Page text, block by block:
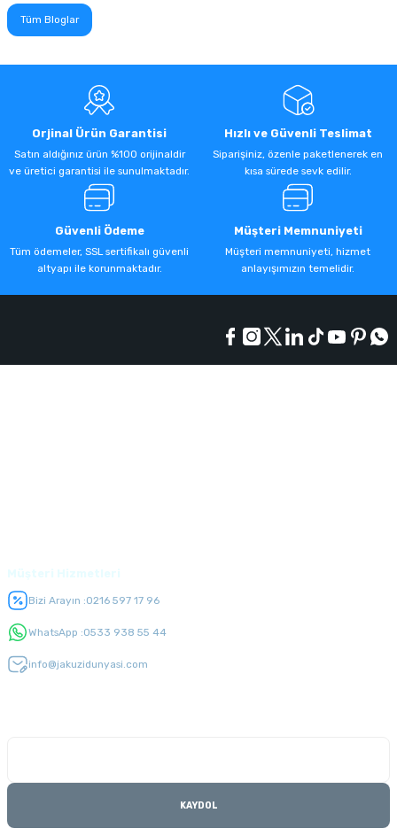
Tüm Bloglar
Orjinal Ürün Garantisi
Satın aldığınız ürün %100 orijinaldir
ve üretici garantisi ile sunulmaktadır.
Hızlı ve Güvenli Teslimat
Siparişiniz, özenle paketlenerek en
kısa sürede sevk edilir.
Güvenli Ödeme
Tüm ödemeler, SSL sertifikalı güvenli
altyapı ile korunmaktadır.
Müşteri Memnuniyeti
Müşteri memnuniyeti, hizmet
anlayışımızın temelidir.
Bizi Arayın :0216 597 17 96
WhatsApp :0533 938 55 44
info@jakuzidunyasi.com
KAYDOL